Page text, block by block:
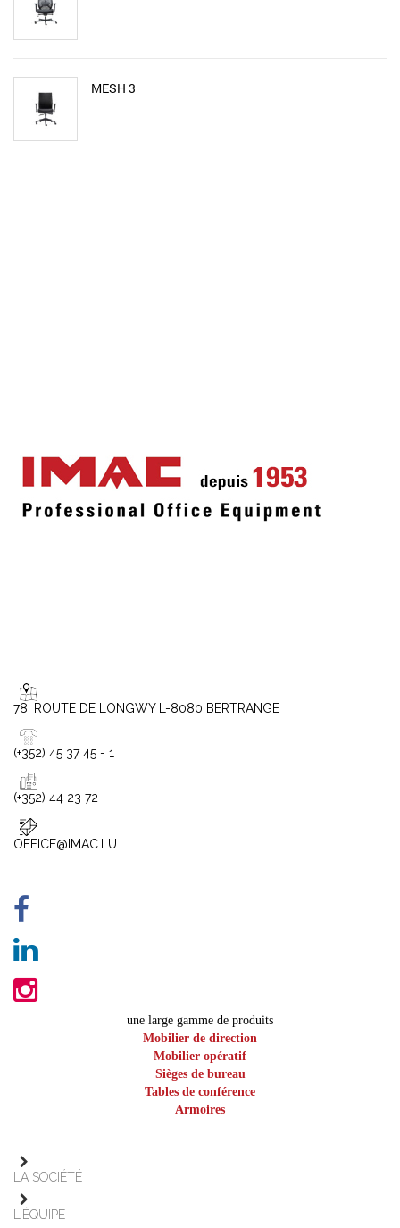
MESH 3
78, ROUTE DE LONGWY L-8080 BERTRANGE
(+352) 45 37 45 - 1
(+352) 44 23 72
OFFICE@IMAC.LU
une large gamme de produits
Mobilier de direction
Mobilier opératif
Sièges de bureau
Tables de conférence
Armoires
LA SOCIÉTÉ
L'ÉQUIPE